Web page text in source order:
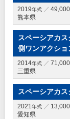
2019年式 49,000
熊本県
スペーシアカ
側ワンアクショ
2014年式 71,000
三重県
スペーシアカ
2021年式 13,000
愛知県